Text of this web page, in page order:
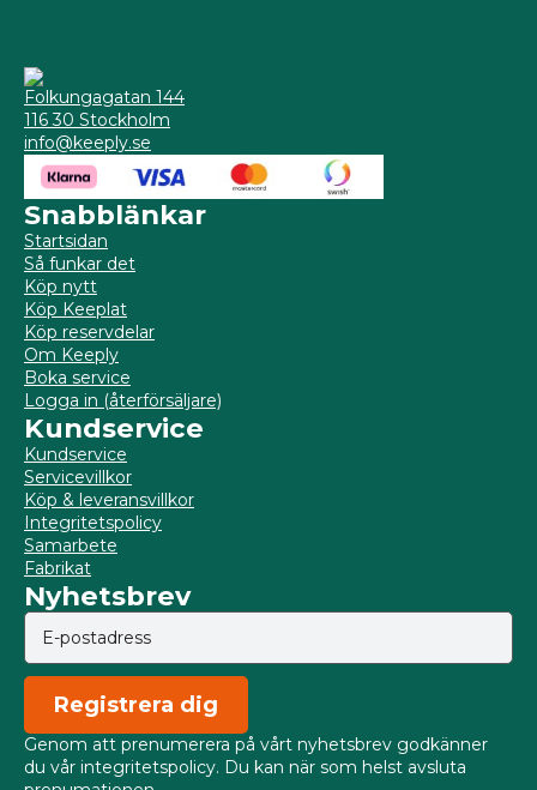
Folkungagatan 144
116 30 Stockholm
info@keeply.se
Snabblänkar
Startsidan
Så funkar det
Köp nytt
Köp Keeplat
Köp reservdelar
Om Keeply
Boka service
Logga in (återförsäljare)
Kundservice
Kundservice
Servicevillkor
Köp & leveransvillkor
Integritetspolicy
Samarbete
Fabrikat
Nyhetsbrev
Registrera dig
Genom att prenumerera på vårt nyhetsbrev godkänner
du vår integritetspolicy. Du kan när som helst avsluta